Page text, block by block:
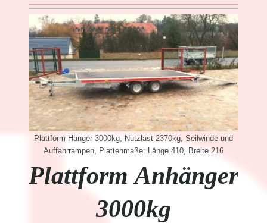
Plattform Hänger 3000kg, Nutzlast 2370kg, Seilwinde und
Auffahrrampen, Plattenmaße: Länge 410, Breite 216
Plattform Anhänger
3000kg